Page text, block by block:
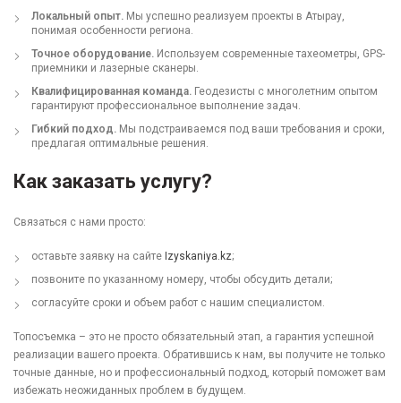
Локальный опыт. Мы успешно реализуем проекты в Атырау,
понимая особенности региона.
Точное оборудование. Используем современные тахеометры, GPS-
приемники и лазерные сканеры.
Квалифицированная команда. Геодезисты с многолетним опытом
гарантируют профессиональное выполнение задач.
Гибкий подход. Мы подстраиваемся под ваши требования и сроки,
предлагая оптимальные решения.
Как заказать услугу?
Связаться с нами просто:
оставьте заявку на сайте Izyskaniya.kz;
позвоните по указанному номеру, чтобы обсудить детали;
согласуйте сроки и объем работ с нашим специалистом.
Топосъемка – это не просто обязательный этап, а гарантия успешной
реализации вашего проекта. Обратившись к нам, вы получите не только
точные данные, но и профессиональный подход, который поможет вам
избежать неожиданных проблем в будущем.